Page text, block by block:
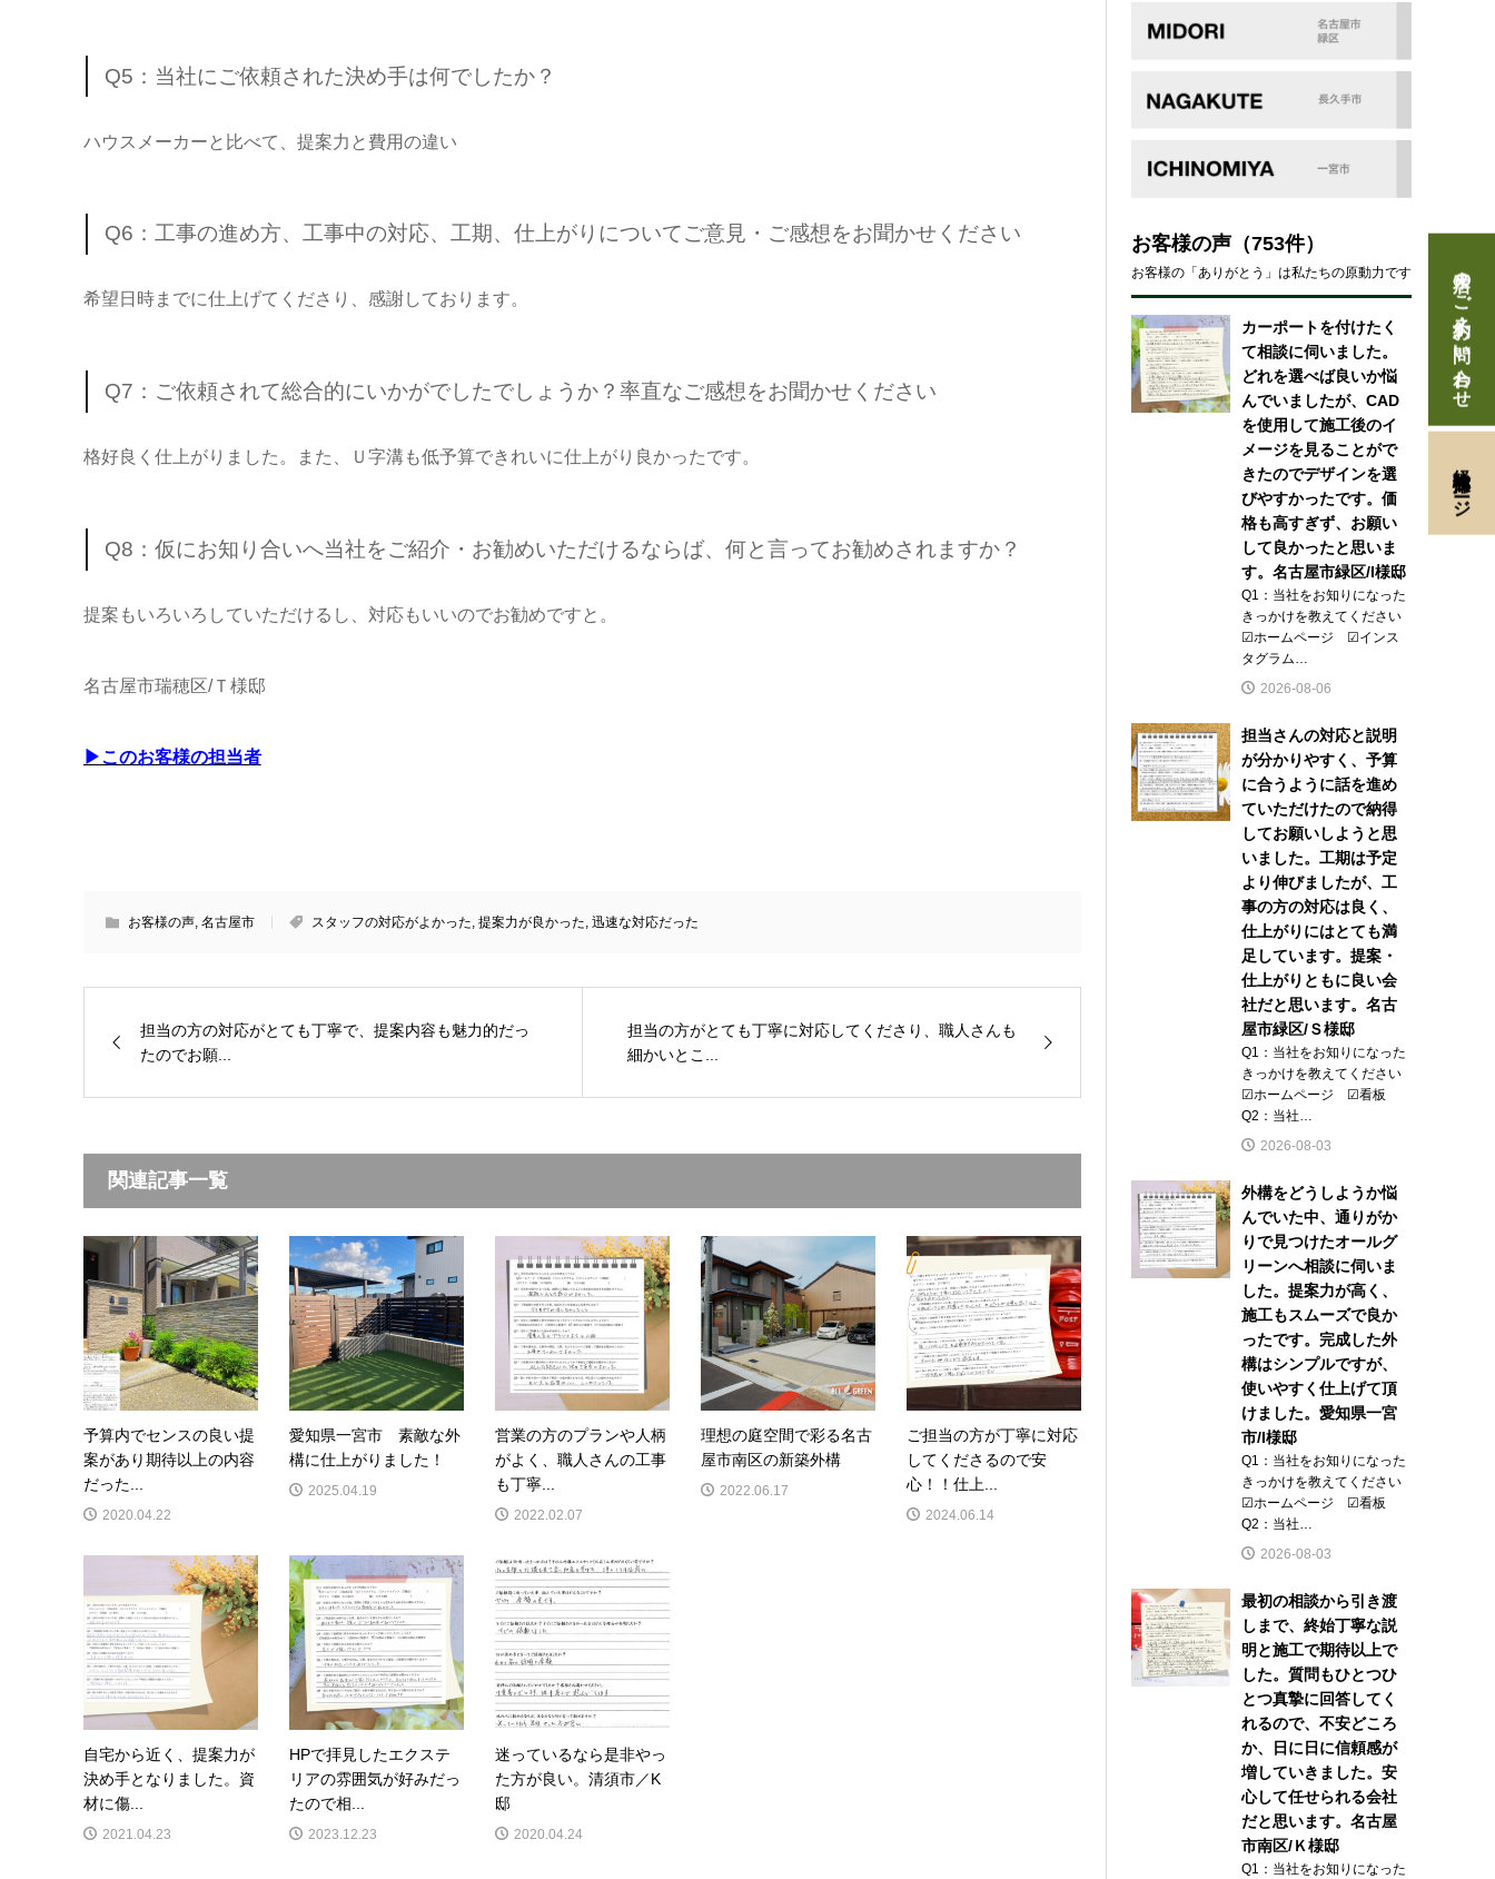
Q5：当社にご依頼された決め手は何でしたか？
ハウスメーカーと比べて、提案力と費用の違い
Q6：工事の進め方、工事中の対応、工期、仕上がりについてご意見・ご感想をお聞かせください
希望日時までに仕上げてくださり、感謝しております。
Q7：ご依頼されて総合的にいかがでしたでしょうか？率直なご感想をお聞かせください
格好良く仕上がりました。また、Ｕ字溝も低予算できれいに仕上がり良かったです。
Q8：仮にお知り合いへ当社をご紹介・お勧めいただけるならば、何と言ってお勧めされますか？
提案もいろいろしていただけるし、対応もいいのでお勧めですと。
名古屋市瑞穂区/Ｔ様邸
▶このお客様の担当者
お客様の声, 名古屋市 スタッフの対応がよかった 提案力が良かった 迅速な対応だった
担当の方の対応がとても丁寧で、提案内容も魅力的だっ
たのでお願...
担当の方がとても丁寧に対応してくださり、職人さんも
細かいとこ...
関連記事一覧
予算内でセンスの良い提
案があり期待以上の内容
だった...
2020.04.22
愛知県一宮市 素敵な外
構に仕上がりました！
2025.04.19
営業の方のプランや人柄
がよく、職人さんの工事
も丁寧...
2022.02.07
理想の庭空間で彩る名古
屋市南区の新築外構
2022.06.17
ご担当の方が丁寧に対応
してくださるので安
心！！仕上...
2024.06.14
自宅から近く、提案力が
決め手となりました。資
材に傷...
2021.04.23
HPで拝見したエクステ
リアの雰囲気が好みだっ
たので相...
2023.12.23
迷っているなら是非やっ
た方が良い。清須市／K
邸
2020.04.24
お客様の声 （753件）
お客様の「ありがとう」は私たちの原動力です
カーポートを付けたく
て相談に伺いました。
どれを選べば良いか悩
んでいましたが、CAD
を使用して施工後のイ
メージを見ることがで
きたのでデザインを選
びやすかったです。価
格も高すぎず、お願い
して良かったと思いま
す。名古屋市緑区/I様邸
Q1：当社をお知りになった
きっかけを教えてください
☑ホームページ ☑インス
タグラム…
2026-08-06
担当さんの対応と説明
が分かりやすく、予算
に合うように話を進め
ていただけたので納得
してお願いしようと思
いました。工期は予定
より伸びましたが、工
事の方の対応は良く、
仕上がりにはとても満
足しています。提案・
仕上がりともに良い会
社だと思います。名古
屋市緑区/Ｓ様邸
Q1：当社をお知りになった
きっかけを教えてください
☑ホームページ ☑看板
Q2：当社…
2026-08-03
外構をどうしようか悩
んでいた中、通りがか
りで見つけたオールグ
リーンへ相談に伺いま
した。提案力が高く、
施工もスムーズで良か
ったです。完成した外
構はシンプルですが、
使いやすく仕上げて頂
けました。愛知県一宮
市/I様邸
Q1：当社をお知りになった
きっかけを教えてください
☑ホームページ ☑看板
Q2：当社…
2026-08-03
最初の相談から引き渡
しまで、終始丁寧な説
明と施工で期待以上で
した。質問もひとつひ
とつ真摯に回答してく
れるので、不安どころ
か、日に日に信頼感が
増していきました。安
心して任せられる会社
だと思います。名古屋
市南区/Ｋ様邸
Q1：当社をお知りになった
来店のご予約・お問い合わせ
経験者採用ページ